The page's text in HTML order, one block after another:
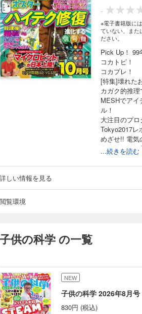
-
※電子書籍版に
ていない、また
ださい。
Pick Up！ 99
コカトピ！
コカプレ！
[特集]壊れた
カガク的推
MESHでア
ル！
大注目のプ
Tokyo2017レ
めざせ!! 電気
進め！ KoKa
ビーカーく
なぜなぜどう
むし博士た
コドモノカガ
...続きを読む
詳しい情報を見る
閲覧環境
子供の科学 の一覧
NEW
子供の科学 2026年8月号
830円 (税込)